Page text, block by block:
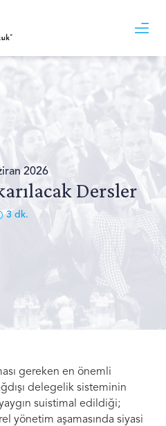
2026
Dersler
3 dk.
gereken en önemli
delegelik sisteminin
suistimal edildiği;
yönetim aşamasında siyasi